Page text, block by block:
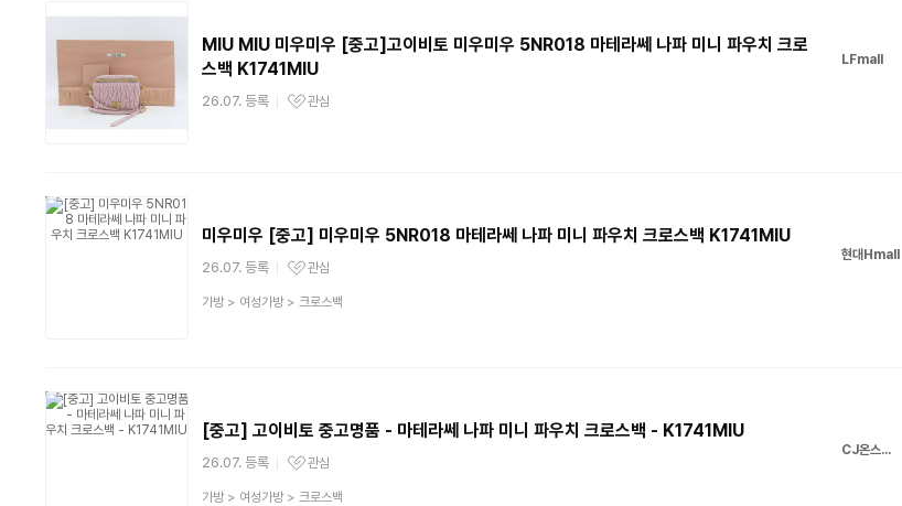
MIU MIU 미우미우 [중고]고이비토 미우미우 5NR018 마테라쎄 나파 미니 파우치 크로
스백 K1741MIU
26.07. 등록
관심상품
관심
LFmall
미우미우 [중고] 미우미우 5NR018 마테라쎄 나파 미니 파우치 크로스백 K1741MIU
26.07. 등록
관심상품
관심
상
가방> 여성가방> 크로스백
현대Hmall
[중고] 고이비토 중고명품 - 마테라쎄 나파 미니 파우치 크로스백 - K1741MIU
26.07. 등록
관심상품
관심
상
가방> 여성가방> 크로스백
CJ온스타일